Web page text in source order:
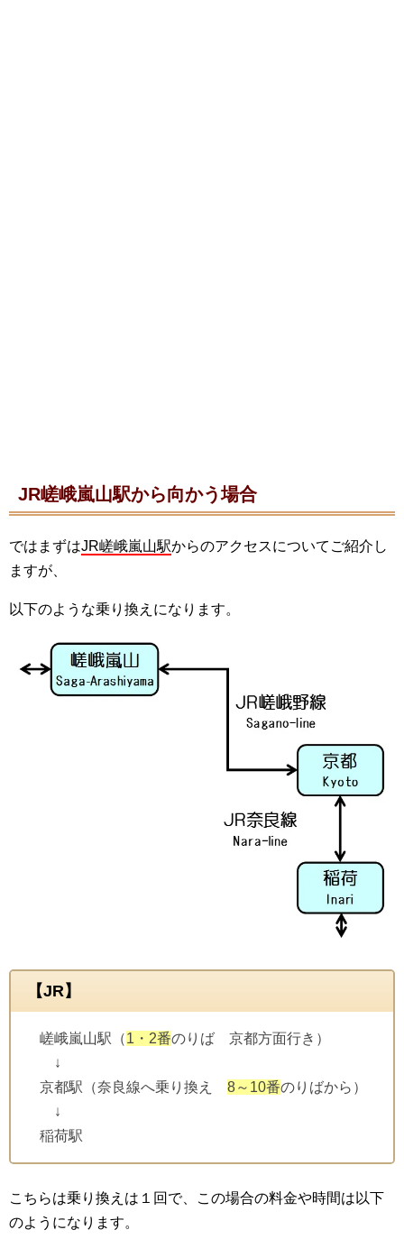
JR嵯峨嵐山駅から向かう場合
ではまずはJR嵯峨嵐山駅からのアクセスについてご紹介し
ますが、
以下のような乗り換えになります。
【JR】
嵯峨嵐山駅（1・2番のりば 京都方面行き）
↓
京都駅（奈良線へ乗り換え 8～10番のりばから）
↓
稲荷駅
こちらは乗り換えは１回で、この場合の料金や時間は以下
のようになります。